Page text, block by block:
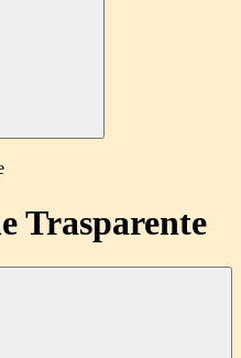
Trasparente